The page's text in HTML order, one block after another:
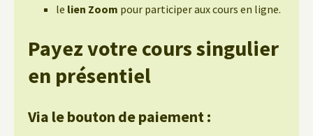
le lien Zoom pour participer aux cours en ligne.
Payez votre cours singulier
en présentiel
Via le bouton de paiement :